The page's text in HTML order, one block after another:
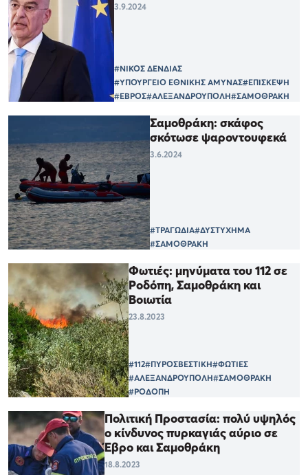
3.9.2024
#ΝΙΚΟΣ ΔΕΝΔΙΑΣ
#ΥΠΟΥΡΓΕΙΟ ΕΘΝΙΚΗΣ ΑΜΥΝΑΣ#ΕΠΙΣΚΕΨΗ
#ΕΒΡΟΣ#ΑΛΕΞΑΝΔΡΟΥΠΟΛΗ#ΣΑΜΟΘΡΑΚΗ
Σαμοθράκη: σκάφος
σκότωσε ψαροντουφεκά
3.6.2024
#ΤΡΑΓΩΔΙΑ#ΔΥΣΤΥΧΗΜΑ
#ΣΑΜΟΘΡΑΚΗ
Φωτιές: μηνύματα του 112 σε
Ροδόπη, Σαμοθράκη και
Βοιωτία
23.8.2023
#112#ΠΥΡΟΣΒΕΣΤΙΚΗ#ΦΩΤΙΕΣ
#ΑΛΕΞΑΝΔΡΟΥΠΟΛΗ#ΣΑΜΟΘΡΑΚΗ
#ΡΟΔΟΠΗ
Πολιτική Προστασία: πολύ υψηλός
ο κίνδυνος πυρκαγιάς αύριο σε
Έβρο και Σαμοθράκη
18.8.2023